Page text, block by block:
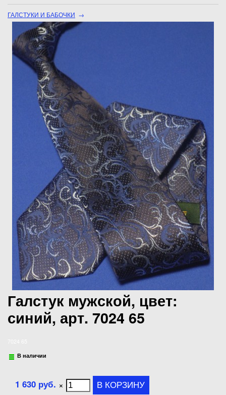
ГАЛСТУКИ И БАБОЧКИ →
Галстук мужской, цвет:
синий, арт. 7024 65
В наличии
1 630 руб. ×